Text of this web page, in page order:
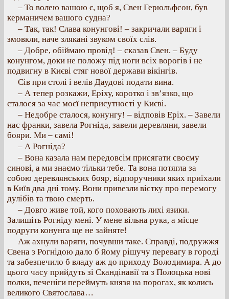
– То волею вашою є, щоб я, Свен Герюльфсон, був
керманичем вашого судна?
– Так, так! Слава конунгові! – закричали варяги і
змовкли, наче злякані звуком своїх слів.
– Добре, обіймаю провід! – сказав Свен. – Буду
конунгом, доки не положу під ноги всіх ворогів і не
подвигну в Києві стяг нової держави вікінгів.
Сів при столі і велів Даудові подати вина.
– А тепер розкажи, Еріху, коротко і зв’язко, що
сталося за час моєї неприсутності у Києві.
– Недобре сталося, конунгу! – відповів Еріх. – Завели
нас франки, завела Рогніда, завели деревляни, завели
бояри. Ми – самі!
– А Рогніда?
– Вона казала нам передовсім присягати своєму
синові, а ми знаємо тільки тебе. Та вона потягла за
собою деревлянських бояр, відпоручники яких приїхали
в Київ два дні тому. Вони привезли вістку про перемогу
дулібів та твою смерть.
– Довго живе той, кого поховають лихі язики.
Залишіть Рогніду мені. У мене вільна рука, а місце
подруги конунга ще не зайняте!
Аж ахнули варяги, почувши таке. Справді, подружжя
Свена з Рогнідою дало б йому рішучу перевагу в городі
та забезпечило б владу аж до приходу Володимира. А до
цього часу прийдуть зі Скандінавії та з Полоцька нові
полки, печеніги переймуть князя на порогах, як колись
великого Святослава…